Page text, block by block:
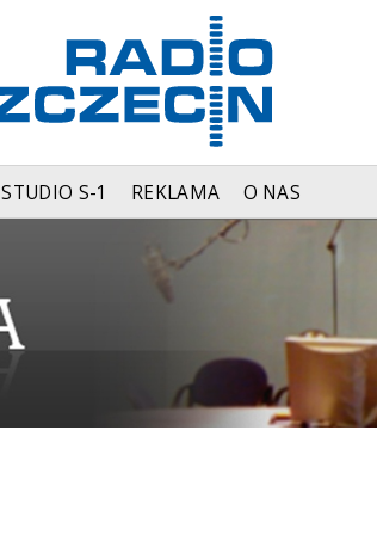
STUDIO S-1 REKLAMA O NAS